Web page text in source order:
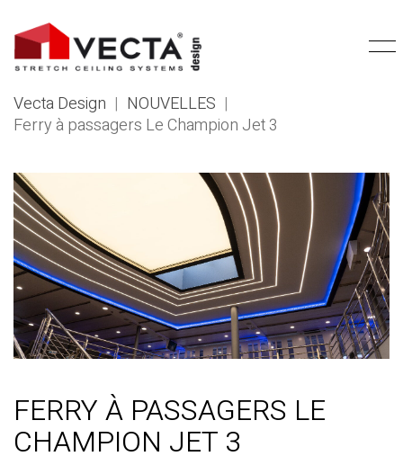
Vecta Design | NOUVELLES |
Ferry à passagers Le Champion Jet 3
FERRY À PASSAGERS LE
CHAMPION JET 3